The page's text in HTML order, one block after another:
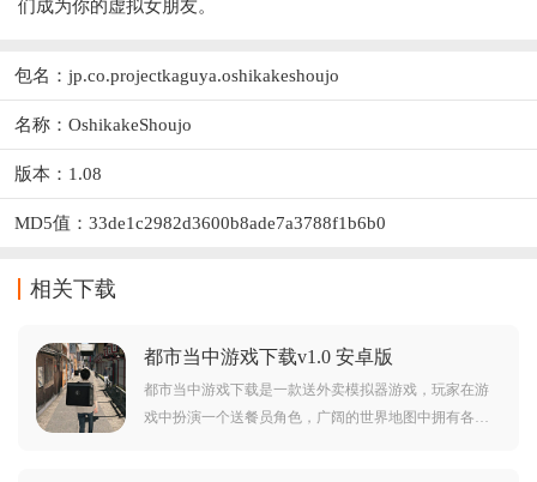
们成为你的虚拟女朋友。
包名：jp.co.projectkaguya.oshikakeshoujo
名称：OshikakeShoujo
版本：1.08
MD5值：33de1c2982d3600b8ade7a3788f1b6b0
相关下载
都市当中游戏下载v1.0 安卓版
都市当中游戏下载是一款送外卖模拟器游戏，玩家在游
戏中扮演一个送餐员角色，广阔的世界地图中拥有各种